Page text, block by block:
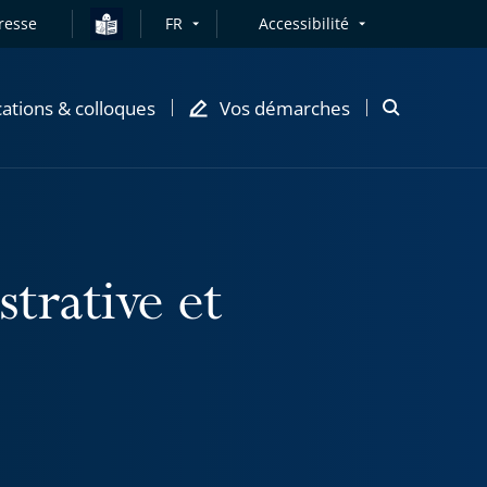
FR Accessibilité
& colloques Vos démarches
Ouvrir
et